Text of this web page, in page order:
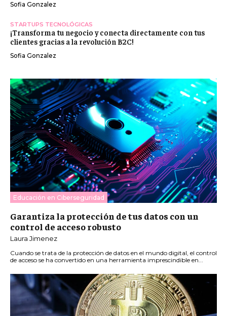
Sofia Gonzalez
STARTUPS TECNOLÓGICAS
¡Transforma tu negocio y conecta directamente con tus
clientes gracias a la revolución B2C!
Sofia Gonzalez
Educación en Ciberseguridad
Garantiza la protección de tus datos con un
control de acceso robusto
Laura Jimenez
Cuando se trata de la protección de datos en el mundo digital, el control
de acceso se ha convertido en una herramienta imprescindible en...